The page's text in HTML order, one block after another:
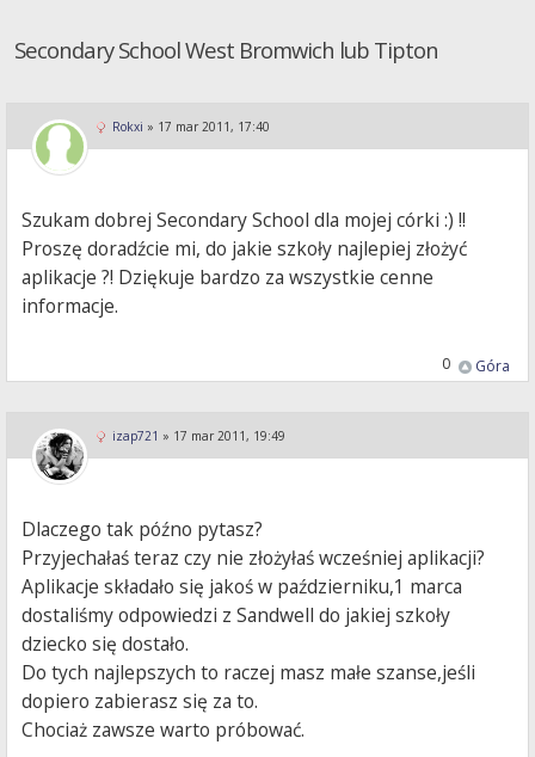
Secondary School West Bromwich lub Tipton
Rokxi » 17 mar 2011, 17:40
Szukam dobrej Secondary School dla mojej córki :) !!
Proszę doradźcie mi, do jakie szkoły najlepiej złożyć
aplikacje ?! Dziękuje bardzo za wszystkie cenne
informacje.
Góra
0
izap721 » 17 mar 2011, 19:49
Dlaczego tak późno pytasz?
Przyjechałaś teraz czy nie złożyłaś wcześniej aplikacji?
Aplikacje składało się jakoś w październiku,1 marca
dostaliśmy odpowiedzi z Sandwell do jakiej szkoły
dziecko się dostało.
Do tych najlepszych to raczej masz małe szanse,jeśli
dopiero zabierasz się za to.
Chociaż zawsze warto próbować.